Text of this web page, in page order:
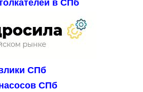
в СПб
СПб
СПб